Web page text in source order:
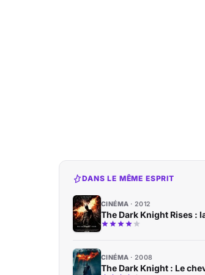
DANS LE MÊME ESPRIT
CINÉMA 2012
The Dark Knight Rises :
CINÉMA 2008
The Dark Knight : Le